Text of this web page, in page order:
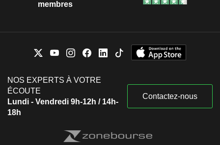
membres
NOS EXPERTS À VOTRE
ÉCOUTE
Lundi - Vendredi 9h-12h / 14h-
18h
Contactez-nous